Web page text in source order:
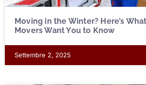
Moving in the Winter? Here’s
Movers Want You to Know
Settembre 2, 2025